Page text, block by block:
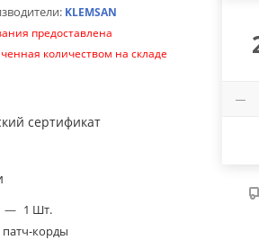
KLEMSAN
предоставлена
количеством на складе
сертификат
— 1 Шт.
патч-корды